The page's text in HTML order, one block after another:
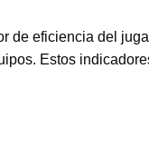
de eficiencia del
Estos